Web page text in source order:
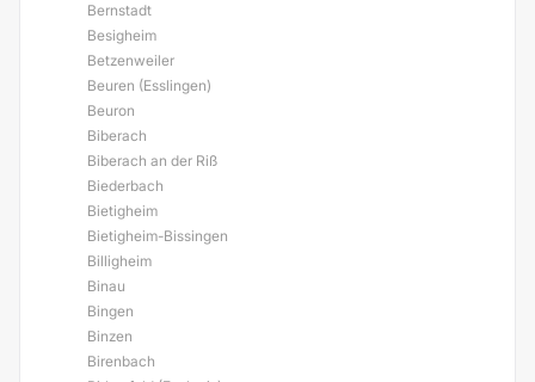
Bernstadt
Besigheim
Betzenweiler
Beuren (Esslingen)
Beuron
Biberach
Biberach an der Riß
Biederbach
Bietigheim
Bietigheim-Bissingen
Billigheim
Binau
Bingen
Binzen
Birenbach